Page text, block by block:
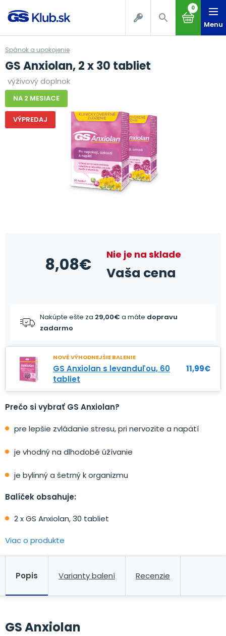
0
Menu
Spánok a upokojenie
GS Anxiolan, 2 x 30 tabliet
výživový doplnok
NA 2 MESIACE
VÝPREDAJ
8,08€ Nie je na sklade
Vaša cena
Nakúpte ešte za 29,00€ a máte dopravu
zadarmo
NOVÉ VÝHODNEJŠIE BALENIE
GS Anxiolan s levanduľou, 60
tabliet
11,99€
Prečo si vybrať GS Anxiolan?
pre lepšie zvládanie stresu, pri nervozite a napätí
je vhodný na dlhodobé úžívanie
je bylinný a šetrný k organizmu
Balíček obsahuje:
2 x GS Anxiolan, 30 tabliet
Viac o produkte
Popis Varianty balení Recenzie
GS Anxiolan